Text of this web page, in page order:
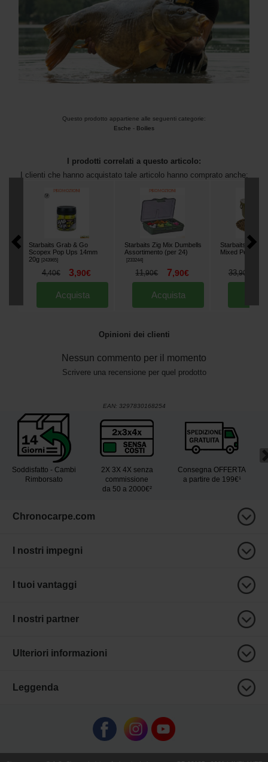
Questo prodotto appartiene alle seguenti categorie:
Esche - Boilies
I prodotti correlati a questo articolo:
I clienti che hanno acquistato tale articolo hanno comprato anche:
Starbaits Grab & Go
Scopex Pop Ups 14mm
20g
243965]
4,40€ 3,90€
Acquista
Starbaits Zig Mix Dumbells
Assortimento (per 24)
233244]
11,90€ 7,90€
Acquista
Starbaits Feedz
Mixed Pellets
33,90
Opinioni dei clienti
Nessun commento per il momento
Scrivere una recensione per quel prodotto
EAN: 3297830168254
Soddisfatto - Cambi
Rimborsato
2X 3X 4X senza
commissione
da 50 a 2000€²
Consegna OFFERTA
a partire de 199€¹
Chronocarpe.com
I nostri impegni
I tuoi vantaggi
I nostri partner
Ulteriori informazioni
Leggenda